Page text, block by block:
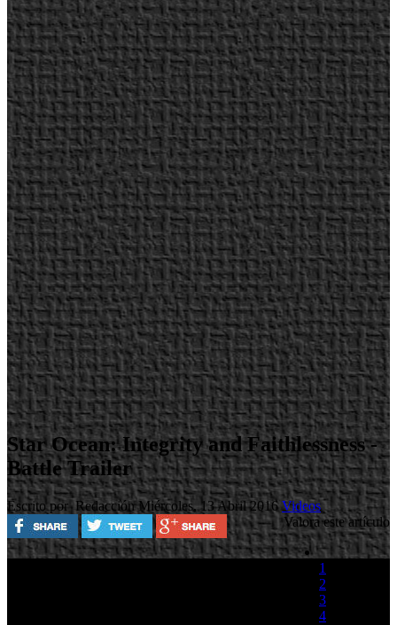
Star Ocean: Integrity and Faithlessness -
Battle Trailer
Escrito por RedacciónMiércoles, 13 Abril 2016Videos
Valora este artículo
1
2
3
4